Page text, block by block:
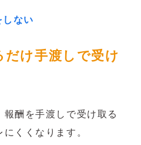
しない
だけ手渡しで受け
酬を手渡しで受け取る
くくなります。